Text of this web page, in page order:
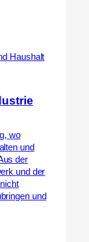
wo
und
der
und der
und